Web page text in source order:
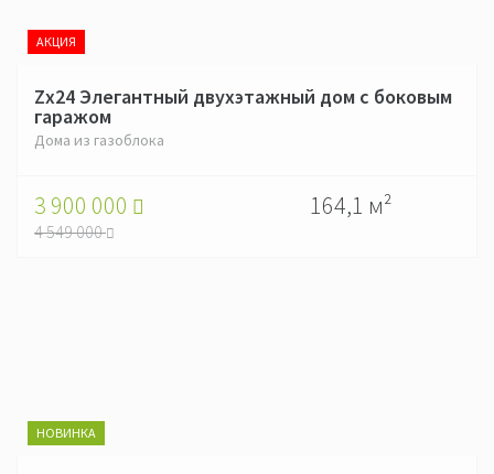
АКЦИЯ
Zx24 Элегантный двухэтажный дом с боковым
гаражом
Дома из газоблока
3 900 000
4 549 000
164,1 м²
НОВИНКА